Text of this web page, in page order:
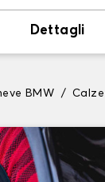
Dettagli
BMW